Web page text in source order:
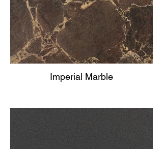
Imperial Marble